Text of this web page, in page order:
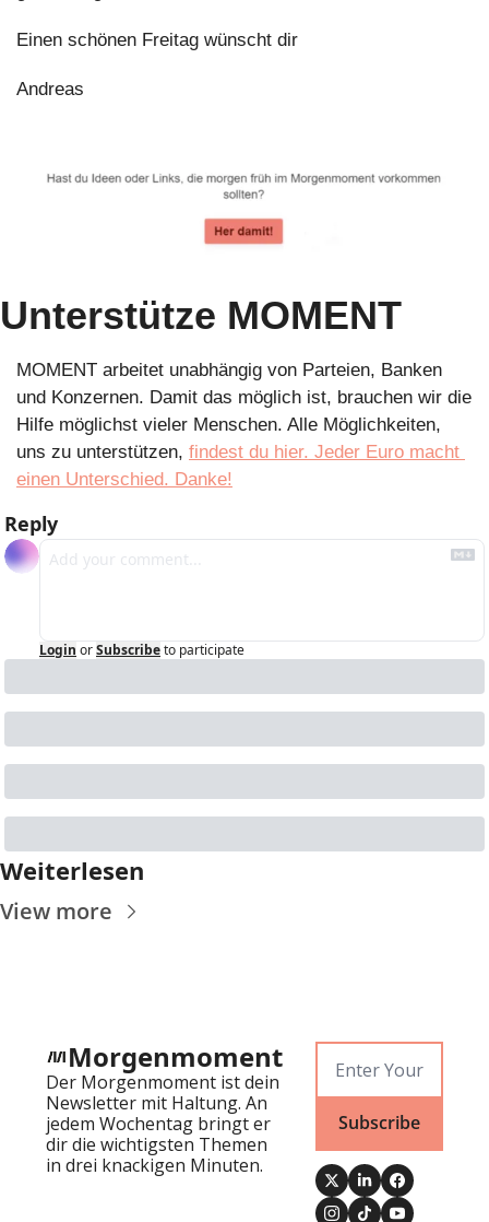
Einen schönen Freitag wünscht dir
Andreas
Unterstütze MOMENT
MOMENT arbeitet unabhängig von Parteien, Banken
und Konzernen. Damit das möglich ist, brauchen wir die
Hilfe möglichst vieler Menschen. Alle Möglichkeiten,
uns zu unterstützen, findest du hier. Jeder Euro macht
einen Unterschied. Danke!
Reply
Login orSubscribeto participate
Weiterlesen
View more
Morgenmoment
Der Morgenmoment ist dein
Newsletter mit Haltung. An
jedem Wochentag bringt er
dir die wichtigsten Themen
in drei knackigen Minuten.
Subscribe